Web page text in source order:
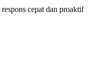
cepat dan proaktif